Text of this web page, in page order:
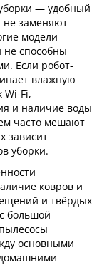
— удобный
не заменяют
модели
не способны
Если робот-
влажную
Wi-Fi,
и наличие воды
часто мешают
зависит
уборки.
ковров и
и твёрдых
большой
основными